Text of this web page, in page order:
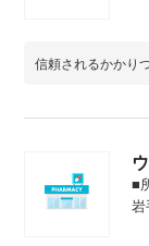
信頼されるかかり
■